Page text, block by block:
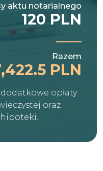
aktu notarialnego
120 PLN
Razem
PLN
opłaty
oraz